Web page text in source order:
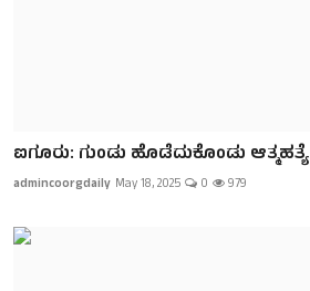
ಐಗೂರು: ಗುಂಡು ಹೊಡೆದುಕೊಂಡು ಆತ್ಮಹತ್ಯೆ
admincoorgdaily May 18, 2025 0 979